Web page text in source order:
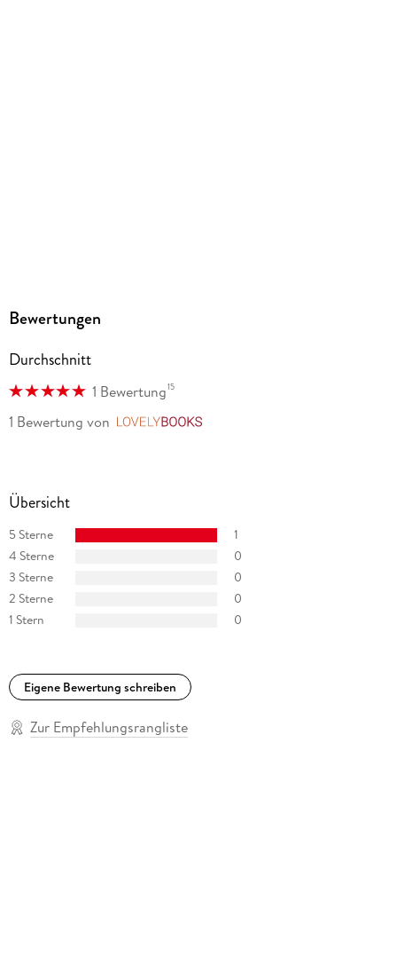
Muenchen, produktsicherheit@dk.com,
produktsicherheit@dk.com
Bewertungen
Durchschnitt
1 Bewertung15
1 Bewertung von
Übersicht
5 Sterne
1
4 Sterne
0
3 Sterne
0
2 Sterne
0
1 Stern
0
Eigene Bewertung schreiben
Zur Empfehlungsrangliste